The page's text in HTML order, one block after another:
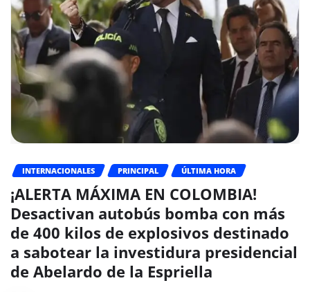
INTERNACIONALES PRINCIPAL ÚLTIMA HORA
¡ALERTA MÁXIMA EN COLOMBIA!
Desactivan autobús bomba con más
de 400 kilos de explosivos destinado
a sabotear la investidura presidencial
de Abelardo de la Espriella